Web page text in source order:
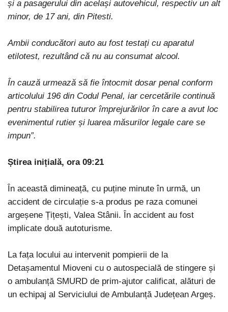
și a pasagerului din același autovehicul, respectiv un alt
minor, de 17 ani, din Pitesti.
Ambii conducători auto au fost testați cu aparatul
etilotest, rezultând că nu au consumat alcool.
În cauză urmează să fie întocmit dosar penal conform
articolului 196 din Codul Penal, iar cercetările continuă
pentru stabilirea tuturor împrejurărilor în care a avut loc
evenimentul rutier și luarea măsurilor legale care se
impun”.
Știrea inițială, ora 09:21
În această dimineață, cu puține minute în urmă, un
accident de circulație s-a produs pe raza comunei
argeșene Țițești, Valea Stânii. În accident au fost
implicate două autoturisme.
La fața locului au intervenit pompierii de la
Detașamentul Mioveni cu o autospecială de stingere și
o ambulanță SMURD de prim-ajutor calificat, alături de
un echipaj al Serviciului de Ambulanță Județean Argeș.